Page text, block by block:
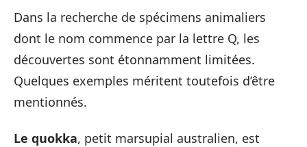
Dans la recherche de spécimens animaliers
dont le nom commence par la lettre Q, les
découvertes sont étonnamment limitées.
Quelques exemples méritent toutefois d’être
mentionnés.
Le quokka, petit marsupial australien, est